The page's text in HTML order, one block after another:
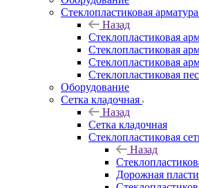
Cтеклопластиковая арматура
Назад
Cтеклопластиковая
Стеклопластиковая
Стеклопластиковая
Стеклопластиковая
Оборудование
Сетка кладочная
Назад
Сетка кладочная
Стеклопластиковая
Назад
Дорожная